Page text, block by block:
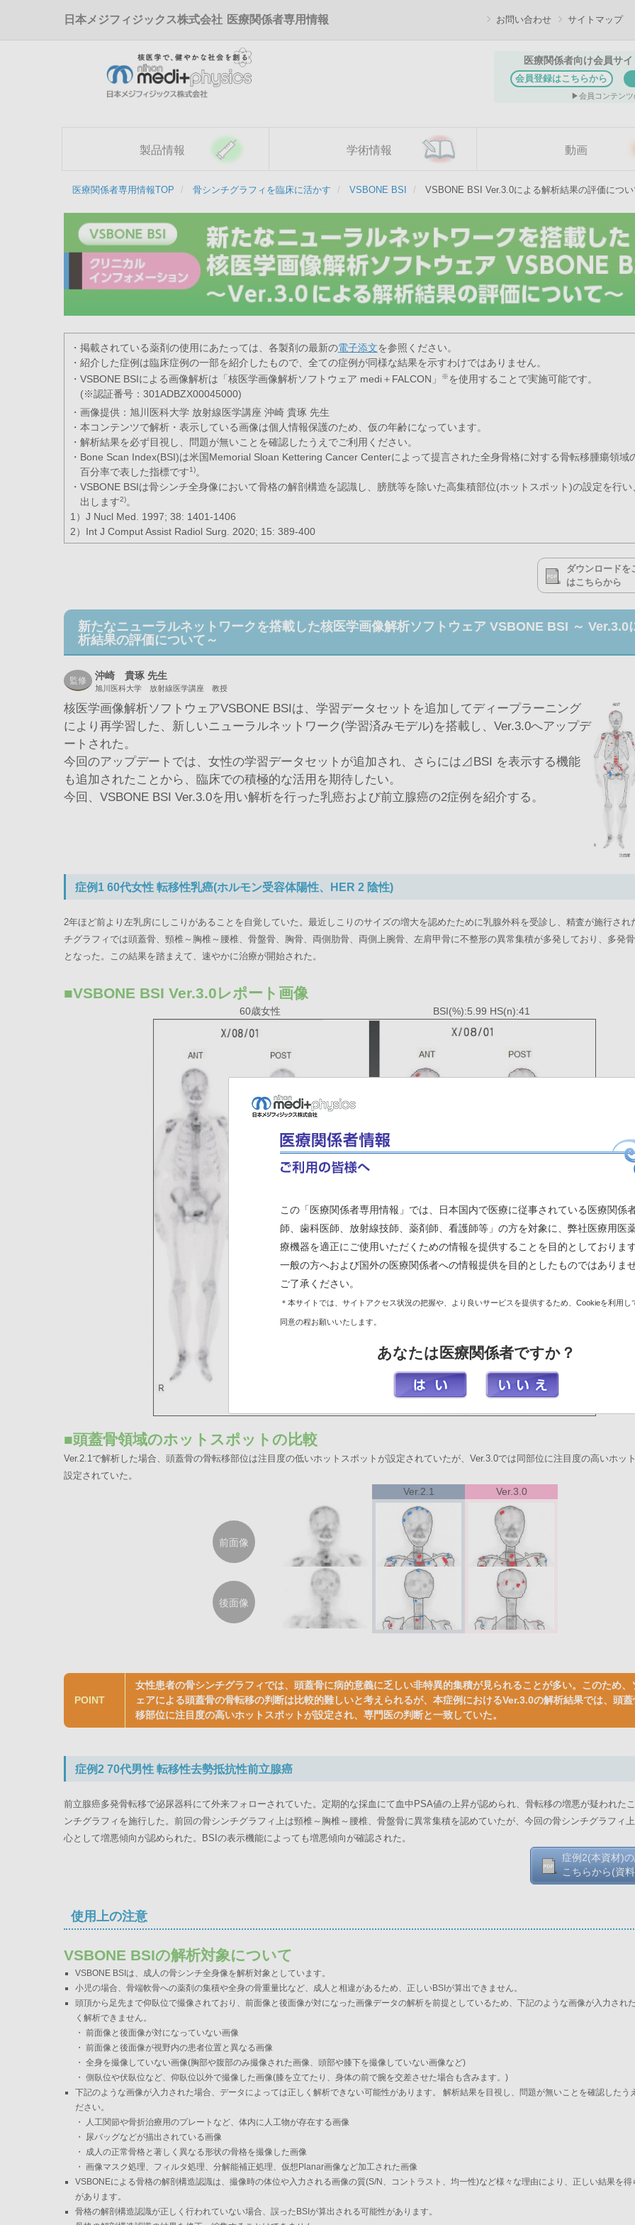
日本メジフィジックス株式会社 医療関係者専用情報 お問い合わせ サイトマップ
医療関係者向け会員サイ
会員登録はこちらから
会員コンテンツ
製品情報 学術情報 動画
医療関係者専用情報TOP 骨シンチグラフィを臨床に活かす VSBONE BSI VSBONE BSI Ver.3.0による解析結果の評価につい
・掲載されている薬剤の使用にあたっては、各製剤の最新の電子添文を参照ください。
・紹介した症例は臨床症例の一部を紹介したもので、全ての症例が同様な結果を示すわけではありません。
・VSBONE BSIによる画像解析は「核医学画像解析ソフトウェア medi＋FALCON」
※を使用することで実施可能です。
(※認証番号：301ADBZX00045000)
・画像提供：旭川医科大学 放射線医学講座 沖崎 貴琢 先生
・本コンテンツで解析・表示している画像は個人情報保護のため、仮の年齢になっています。
・解析結果を必ず目視し、問題が無いことを確認したうえでご利用ください。
・Bone Scan Index(BSI)は米国Memorial Sloan Kettering Cancer Centerによって提言された全身骨格に対する骨転移腫瘍領域
百分率で表した指標です1)。
・VSBONE BSIは骨シンチ全身像において骨格の解剖構造を認識し、膀胱等を除いた高集積部位(ホットスポット)の設定を行い
出します2)。
1）J Nucl Med. 1997; 38: 1401-1406
2）Int J Comput Assist Radiol Surg. 2020; 15: 389-400
ダウンロードを
はこちらから
新たなニューラルネットワークを搭載した核医学画像解析ソフトウェア VSBONE BSI ～ Ver.3.0
析結果の評価について～
監修 沖崎 貴琢 先生
旭川医科大学 放射線医学講座 教授
核医学画像解析ソフトウェアVSBONE BSIは、学習データセットを追加してディープラーニング
により再学習した、新しいニューラルネットワーク(学習済みモデル)を搭載し、Ver.3.0へアップデ
ートされた。
今回のアップデートでは、女性の学習データセットが追加され、さらには⊿BSI を表示する機能
も追加されたことから、臨床での積極的な活用を期待したい。
今回、VSBONE BSI Ver.3.0を用い解析を行った乳癌および前立腺癌の2症例を紹介する。
症例1 60代女性 転移性乳癌(ホルモン受容体陽性、HER 2 陰性)
2年ほど前より左乳房にしこりがあることを自覚していた。最近しこりのサイズの増大を認めたために乳腺外科を受診し、精査が施行され
チグラフィでは頭蓋骨、頸椎～胸椎～腰椎、骨盤骨、胸骨、両側肋骨、両側上腕骨、左肩甲骨に不整形の異常集積が多発しており、多発
となった。この結果を踏まえて、速やかに治療が開始された。
■VSBONE BSI Ver.3.0レポート画像
60歳女性 BSI(%):5.99 HS(n):41
■頭蓋骨領域のホットスポットの比較
Ver.2.1で解析した場合、頭蓋骨の骨転移部位は注目度の低いホットスポットが設定されていたが、Ver.3.0では同部位に注目度の高いホッ
設定されていた。
前面像
後面像
Ver.2.1 Ver.3.0
POINT
女性患者の骨シンチグラフィでは、頭蓋骨に病的意義に乏しい非特異的集積が見られることが多い。このため、
ェアによる頭蓋骨の骨転移の判断は比較的難しいと考えられるが、本症例におけるVer.3.0の解析結果では、頭
移部位に注目度の高いホットスポットが設定され、専門医の判断と一致していた。
症例2 70代男性 転移性去勢抵抗性前立腺癌
前立腺癌多発骨転移で泌尿器科にて外来フォローされていた。定期的な採血にて血中PSA値の上昇が認められ、骨転移の増悪が疑われた
ンチグラフィを施行した。前回の骨シンチグラフィ上は頸椎～胸椎～腰椎、骨盤骨に異常集積を認めていたが、今回の骨シンチグラフィ
心として増悪傾向が認められた。BSIの表示機能によっても増悪傾向が確認された。
症例2(本資材)
こちらから(資
使用上の注意
VSBONE BSIの解析対象について
VSBONE BSIは、成人の骨シンチ全身像を解析対象としています。
小児の場合、骨端軟骨への薬剤の集積や全身の骨重量比など、成人と相違があるため、正しいBSIが算出できません。
頭頂から足先まで仰臥位で撮像されており、前面像と後面像が対になった画像データの解析を前提としているため、下記のような画像が入力され
く解析できません。
・ 前面像と後面像が対になっていない画像
・ 前面像と後面像が視野内の患者位置と異なる画像
・ 全身を撮像していない画像(胸部や腹部のみ撮像された画像、頭部や膝下を撮像していない画像など)
・ 側臥位や伏臥位など、仰臥位以外で撮像した画像(膝を立てたり、身体の前で腕を交差させた場合も含みます。)
下記のような画像が入力された場合、データによっては正しく解析できない可能性があります。 解析結果を目視し、問題が無いことを確認したう
ださい。
・ 人工関節や骨折治療用のプレートなど、体内に人工物が存在する画像
・ 尿バッグなどが描出されている画像
・ 成人の正常骨格と著しく異なる形状の骨格を撮像した画像
・ 画像マスク処理、フィルタ処理、分解能補正処理、仮想Planar画像など加工された画像
VSBONEによる骨格の解剖構造認識は、撮像時の体位や入力される画像の質(S/N、コントラスト、均一性)など様々な理由により、正しい結果を得
があります。
骨格の解剖構造認識が正しく行われていない場合、誤ったBSIが算出される可能性があります。
この「医療関係者専用情報」では、日本国内で医療に従事されている医療関係
師、歯科医師、放射線技師、薬剤師、看護師等」の方を対象に、弊社医療用医
療機器を適正にご使用いただくための情報を提供することを目的としております
一般の方へおよび国外の医療関係者への情報提供を目的としたものではありま
ご了承ください。
＊本サイトでは、サイトアクセス状況の把握や、より良いサービスを提供するため、Cookieを利用し
同意の程お願いいたします。
あなたは医療関係者ですか？